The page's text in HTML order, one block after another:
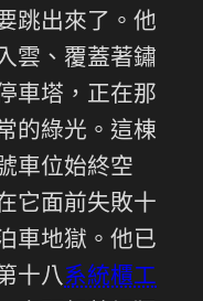
跳出來了。他
雲、覆蓋著鏽
車塔，正在那
的綠光。這棟
車位始終空
它面前失敗十
車地獄。他已
十八系統櫃工